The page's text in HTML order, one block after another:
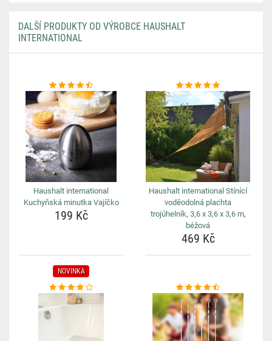
DALŠÍ PRODUKTY OD VÝROBCE HAUSHALT
INTERNATIONAL
Haushalt international
Kuchyňská minutka Vajíčko
199 Kč
Haushalt international Stínící
voděodolná plachta
trojúhelník, 3,6 x 3,6 x 3,6 m,
béžová
469 Kč
NOVINKA